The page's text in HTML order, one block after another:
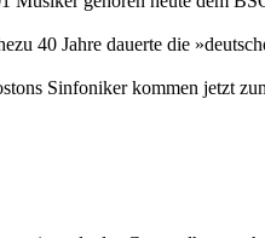
40 Jahre dauerte die
Sinfoniker kommen jetzt